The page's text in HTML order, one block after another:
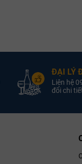
Nồng
13.5 %
Dung
750 ML
ĐẠI LÝ
Liên hệ
đổi chi